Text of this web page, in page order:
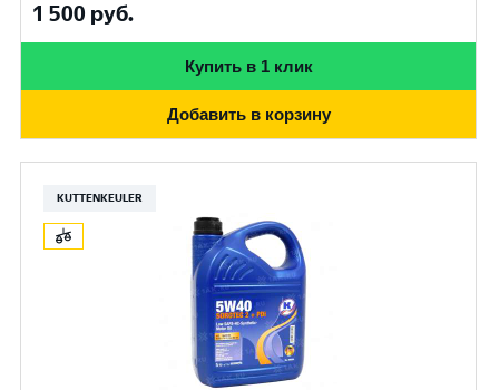
1 500 руб.
Купить в 1 клик
Добавить в корзину
KUTTENKEULER